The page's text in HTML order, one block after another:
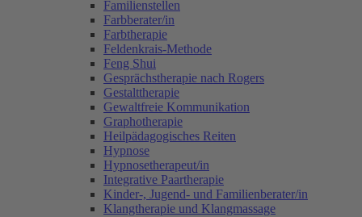
Familienstellen
Farbberater/in
Farbtherapie
Feldenkrais-Methode
Feng Shui
Gesprächstherapie nach Rogers
Gestalttherapie
Gewaltfreie Kommunikation
Graphotherapie
Heilpädagogisches Reiten
Hypnose
Hypnosetherapeut/in
Integrative Paartherapie
Kinder-, Jugend- und Familienberater/in
Klangtherapie und Klangmassage